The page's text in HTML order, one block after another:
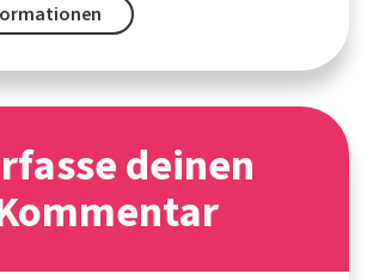
deinen